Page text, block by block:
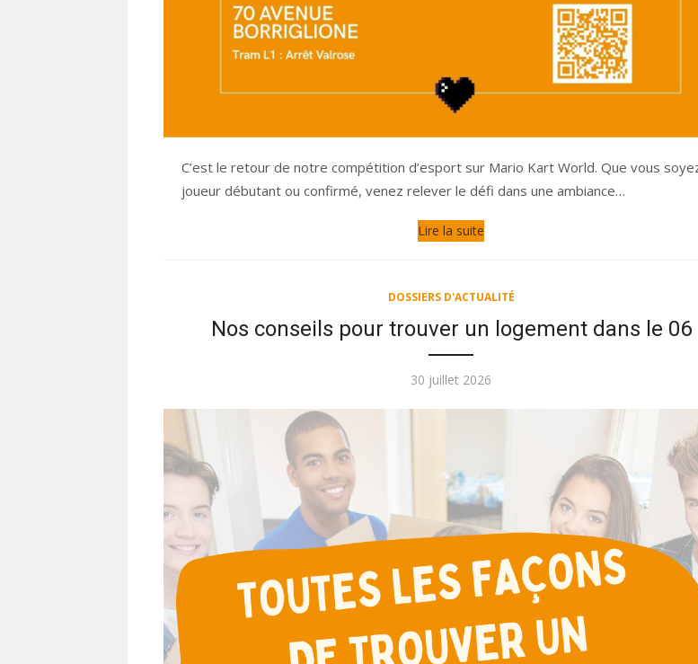
C’est le retour de notre compétition d’esport sur Mario Kart World. Que vous
joueur débutant ou confirmé, venez relever le défi dans une ambiance…
Lire la suite
DOSSIERS D'ACTUALITÉ
Nos conseils pour trouver un logement dans le 06
Publié
30 juillet 2026